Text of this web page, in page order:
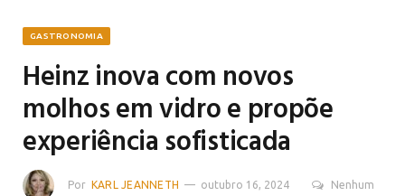
GASTRONOMIA
Heinz inova com novos
molhos em vidro e propõe
experiência sofisticada
Por KARL JEANNETH outubro 16, 2024 Nenhum